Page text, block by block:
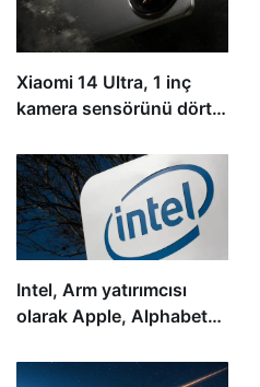
Xiaomi 14 Ultra, 1 inç
kamera sensörünü dört
modeliyle birleştiriyor
Intel, Arm yatırımcısı
olarak Apple, Alphabet